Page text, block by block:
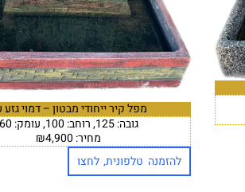
מפל קיר ייחודי מבטון – דמוי
גובה: 125, רוחב: 100, עומק: 60
מחיר: ₪4,900
להזמנה טלפונית, לחצו